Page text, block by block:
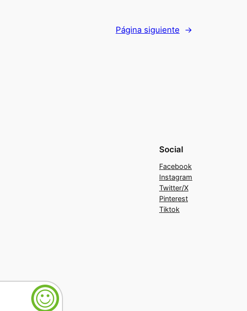
Página siguiente →
Social
Facebook
Instagram
Twitter/X
Pinterest
Tiktok